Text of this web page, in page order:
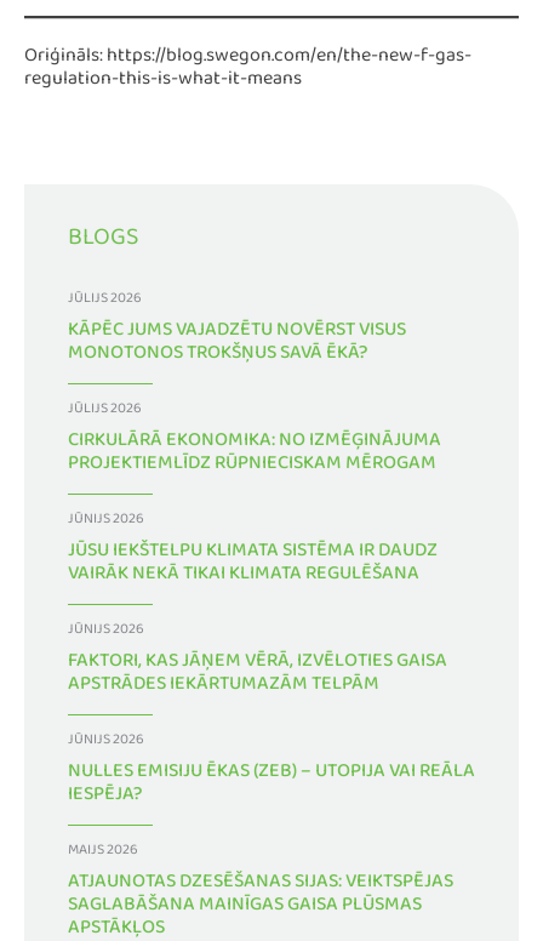
BLOGS
JŪLIJS 2026
KĀPĒC JUMS VAJADZĒTU NOVĒRST VISUS
MONOTONOS TROKŠŅUS SAVĀ ĒKĀ?
JŪLIJS 2026
CIRKULĀRĀ EKONOMIKA: NO IZMĒĢINĀJUMA
PROJEKTIEMLĪDZ RŪPNIECISKAM MĒROGAM
JŪNIJS 2026
JŪSU IEKŠTELPU KLIMATA SISTĒMA IR DAUDZ
VAIRĀK NEKĀ TIKAI KLIMATA REGULĒŠANA
JŪNIJS 2026
FAKTORI, KAS JĀŅEM VĒRĀ, IZVĒLOTIES GAISA
APSTRĀDES IEKĀRTUMAZĀM TELPĀM
JŪNIJS 2026
NULLES EMISIJU ĒKAS (ZEB) – UTOPIJA VAI REĀLA
IESPĒJA?
MAIJS 2026
ATJAUNOTAS DZESĒŠANAS SIJAS: VEIKTSPĒJAS
SAGLABĀŠANA MAINĪGAS GAISA PLŪSMAS
Oriģināls: https://blog.swegon.com/en/the-new-f-gas-
regulation-this-is-what-it-means